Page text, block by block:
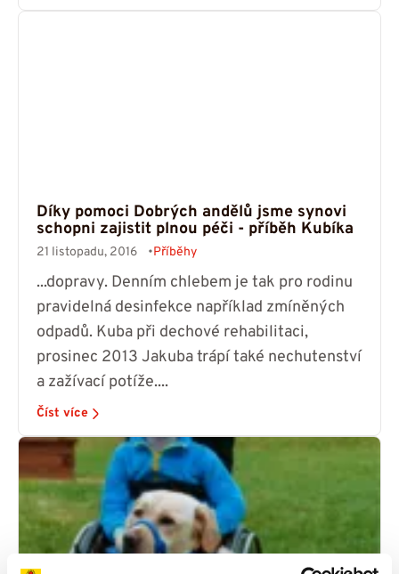
Díky pomoci Dobrých andělů jsme synovi
schopni zajistit plnou péči - příběh Kubíka
21 listopadu, 2016 Příběhy
...dopravy. Denním chlebem je tak pro rodinu
pravidelná desinfekce například zmíněných
odpadů. Kuba při dechové rehabilitaci,
prosinec 2013 Jakuba trápí také nechutenství
a zažívací potíže....
Číst více